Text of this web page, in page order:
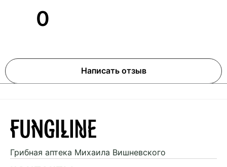
0
Написать отзыв
Грибная аптека Михаила Вишневского